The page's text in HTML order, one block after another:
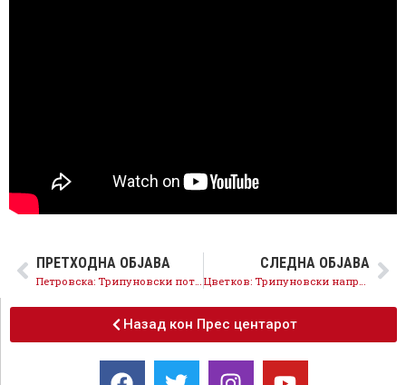
ПРЕТХОДНА ОБЈАВА
Петровска: Трипуновски потона во скандали и корупција, а земјоделците останаа без субвенции и без пари
СЛЕДНА ОБЈАВА
Цветков: Трипуновски направи хаос во земјоделството- ниту една реформа, само купови криминални скандали
Назад кон Прес центарот